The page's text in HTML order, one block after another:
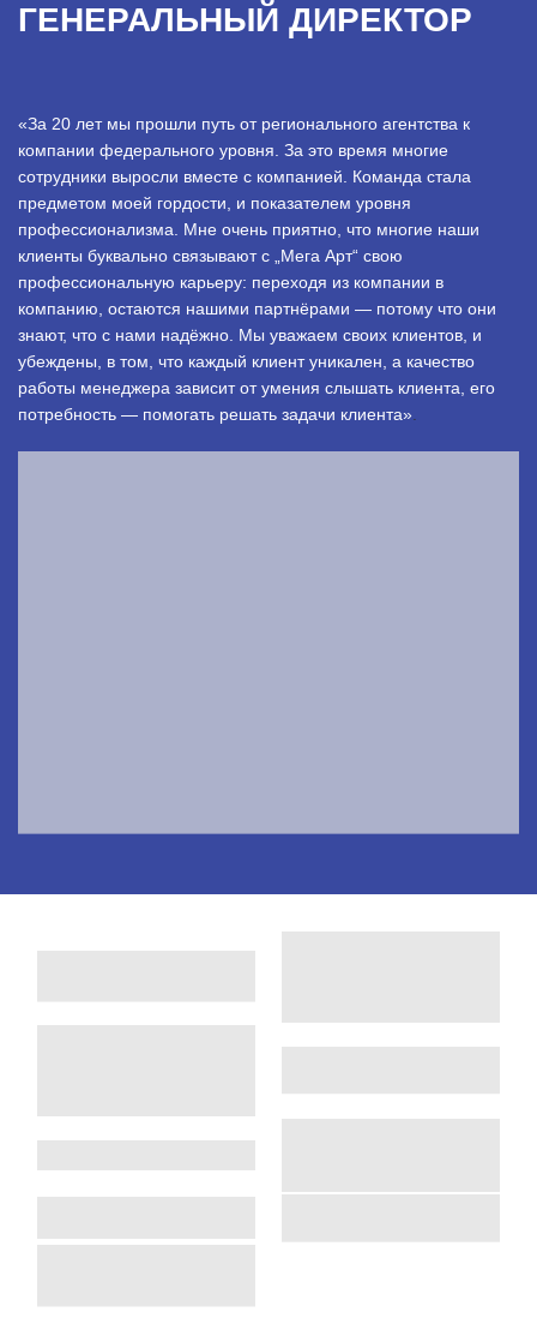
ГЕНЕРАЛЬНЫЙ ДИРЕКТОР
«За 20 лет мы прошли путь от регионального агентства к
компании федерального уровня. За это время многие
сотрудники выросли вместе с компанией. Команда стала
предметом моей гордости, и показателем уровня
профессионализма. Мне очень приятно, что многие наши
клиенты буквально связывают с „Мега Арт“ свою
профессиональную карьеру: переходя из компании в
компанию, остаются нашими партнёрами — потому что они
знают, что с нами надёжно. Мы уважаем своих клиентов, и
убеждены, в том, что каждый клиент уникален, а качество
работы менеджера зависит от умения слышать клиента, его
потребность — помогать решать задачи клиента».